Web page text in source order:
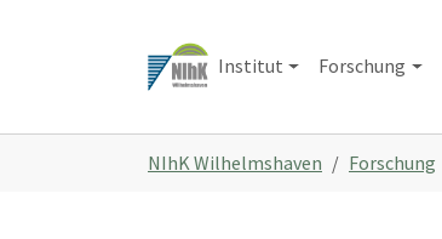
Institut Forschung
sind
NIhK Wilhelmshaven Forschung